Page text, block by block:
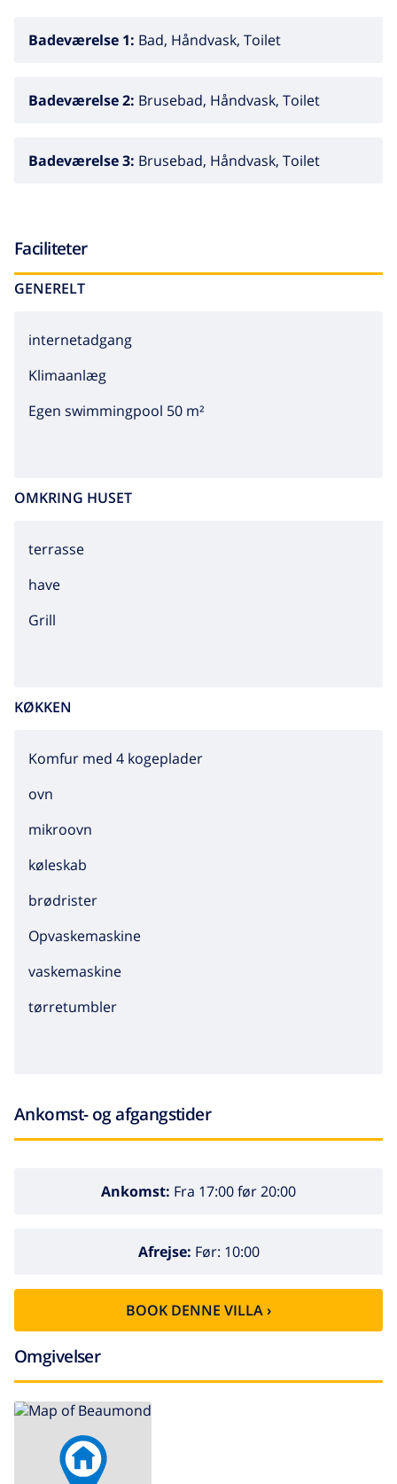
Badeværelse 1: Bad, Håndvask, Toilet
Badeværelse 2: Brusebad, Håndvask, Toilet
Badeværelse 3: Brusebad, Håndvask, Toilet
Faciliteter
GENERELT
internetadgang
Klimaanlæg
Egen swimmingpool 50 m²
OMKRING HUSET
terrasse
have
grill
KØKKEN
Komfur med 4 kogeplader
ovn
mikroovn
køleskab
brødrister
Opvaskemaskine
vaskemaskine
tørretumbler
Ankomst- og afgangstider
Ankomst: Fra 17:00 før 20:00
Afrejse: Før: 10:00
BOOK DENNE VILLA ›
Omgivelser